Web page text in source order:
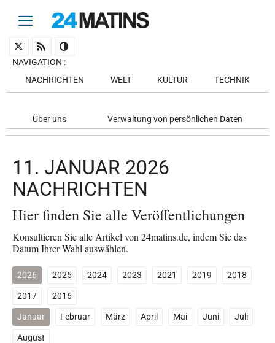
NAVIGATION :
NACHRICHTEN
WELT KULTUR TECHNIK
Über uns Verwaltung von persönlichen Daten
11. JANUAR 2026
NACHRICHTEN
Hier finden Sie alle Veröffentlichungen
Konsultieren Sie alle Artikel von 24matins.de, indem Sie das
Datum Ihrer Wahl auswählen.
2026 2025 2024 2023 2021 2019
2018
2017
2016
Januar
Februar März April Mai Juni
Juli
August